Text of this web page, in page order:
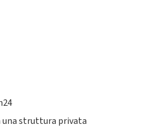
una struttura privata